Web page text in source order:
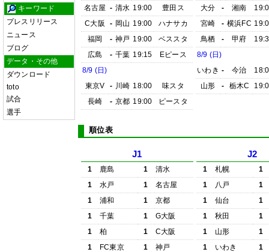
キーワード
プレスリリース
ニュース
ブログ
データ・その他
ダウンロード
toto
試合
選手
名古屋 - 清水 19:00
豊田ス
C大阪
- 岡山 19:00
ハナサカ
福岡
- 神戸 19:00
ベススタ
広島
- 千葉 19:15
Eピース
8/9 (日)
東京V
- 川崎 18:00
味スタ
長崎
- 京都 19:00 ピースタ
大分
- 湘南
宮崎
- 横浜FC
鳥栖
- 甲府
8/9 (日)
いわき - 今治
山形
- 栃木C
順位表
J1
1 鹿島 1
清水
1
水戸 1
名古屋
1
浦和 1
京都
1
千葉 1
G大阪
1
柏 1
C大阪
1
FC東京 1
神戸
J2
1 札幌
1
1
八戸
1
1
仙台
1
1
秋田
1
1
山形
1
1
いわき
1